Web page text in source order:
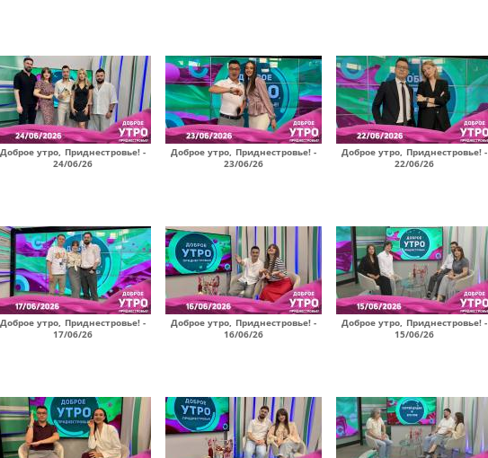
Доброе утро, Приднестровье! -
24/06/26
Доброе утро, Приднестровье! -
23/06/26
Доброе утро, Приднестровье! -
22/06/26
Доброе утро, Приднестровье! -
17/06/26
Доброе утро, Приднестровье! -
16/06/26
Доброе утро, Приднестровье! -
15/06/26